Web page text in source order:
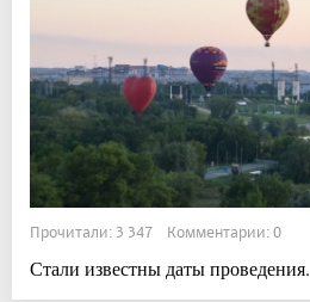
Прочитали: 3 347 Комментарии: 0
Стали известны даты проведения.